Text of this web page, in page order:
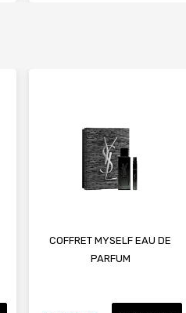
COFFRET MYSELF EAU DE
PARFUM